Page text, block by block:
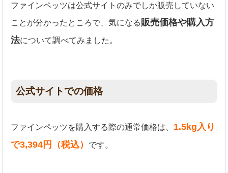
ファインペッツは公式サイトのみでしか販売していない
ことが分かったところで、気になる販売価格や購入方
法について調べてみました。
公式サイトでの価格
ファインペッツを購入する際の通常価格は、 1.5kg入り
で3,394円（税込）
です。